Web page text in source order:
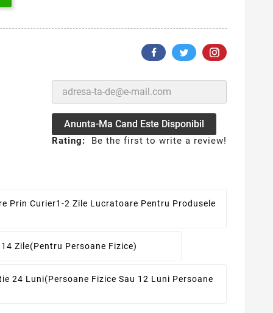
Anunta-Ma Cand Este Disponibil
Rating: Be the first to write a review!
Prin Curier1-2 Zile Lucratoare Pentru Produsele
Zile(pentru Persoane Fizice)
24 Luni(persoane Fizice Sau 12 Luni Persoane